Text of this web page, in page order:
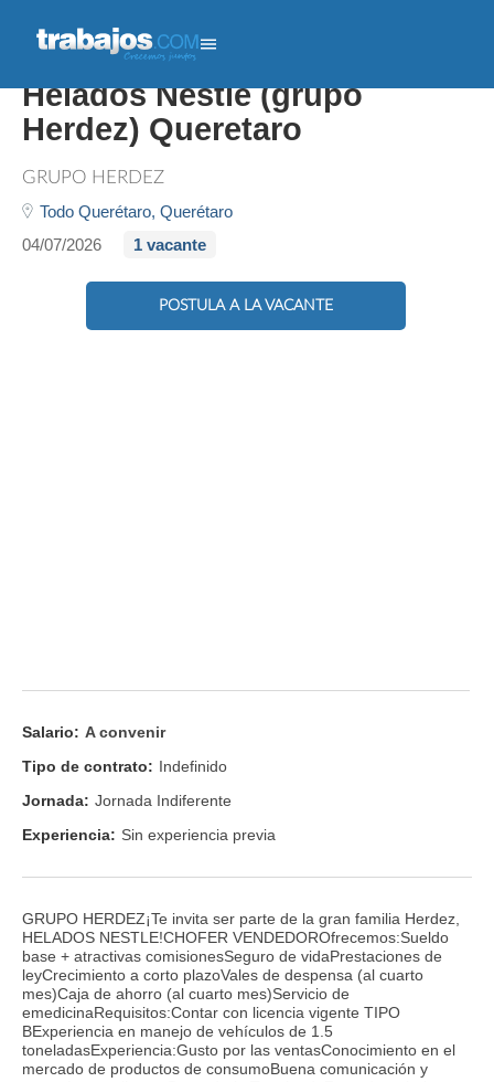
Vendedor Autoventa -
Helados Nestle (grupo
Herdez) Queretaro
GRUPO HERDEZ
Todo Querétaro, Querétaro
04/07/2026
1 vacante
POSTULA A LA VACANTE
Salario: A convenir
Tipo de contrato: Indefinido
Jornada: Jornada Indiferente
Experiencia: Sin experiencia previa
GRUPO HERDEZ¡Te invita ser parte de la gran familia Herdez,
HELADOS NESTLE!CHOFER VENDEDOROfrecemos:Sueldo
base + atractivas comisionesSeguro de vidaPrestaciones de
leyCrecimiento a corto plazoVales de despensa (al cuarto
mes)Caja de ahorro (al cuarto mes)Servicio de
emedicinaRequisitos:Contar con licencia vigente TIPO
BExperiencia en manejo de vehículos de 1.5
toneladasExperiencia:Gusto por las ventasConocimiento en el
mercado de productos de consumoBuena comunicación y